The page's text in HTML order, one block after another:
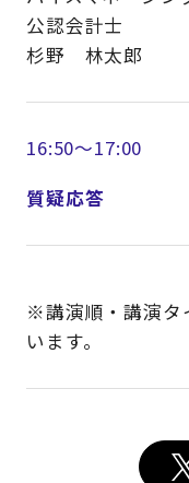
公認会計士
杉野 林太郎
16:50～17:00
質疑応答
※講演順・講演タ
います。